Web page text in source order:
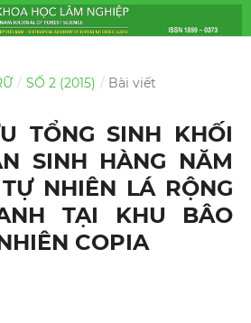
/ SỐ 2 (2015) / Bài viết
TỔNG SINH KHỐI
SINH HÀNG NĂM
NHIÊN LÁ RỘNG
TẠI KHU BÂO
COPIA